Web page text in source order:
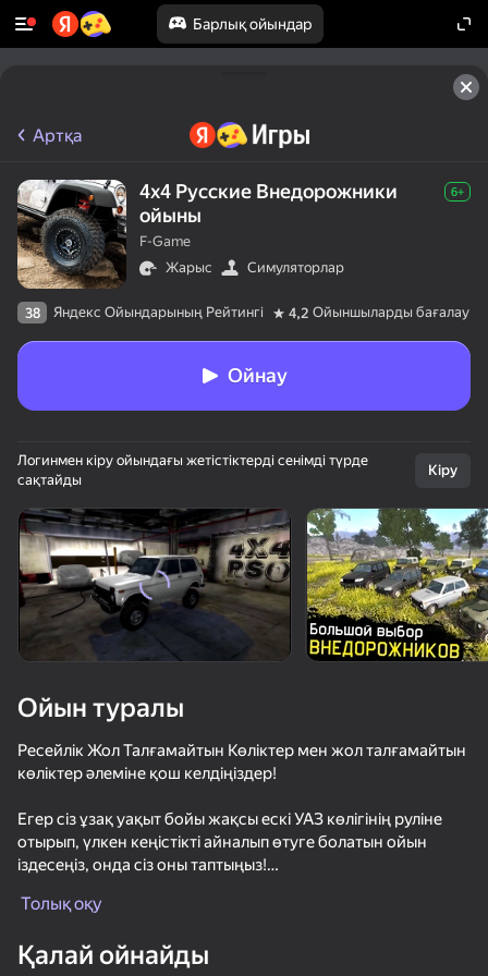
Барлық ойындар
Құрылғыны бұрыңыз
Ойын тек көлденең
бағдарда ғана істейді
Дрифт суета на ЗИЛЕ
Артқа
4х4 Русские Внедорожники
ойыны
6+
F-Game
Жарыс
Симуляторлар
38 Яндекс Ойындарының Рейтингі 4,2 Ойыншыларды бағалау
Ойнау
Логинмен кіру ойындағы жетістіктерді сенімді түрде
сақтайды
Кіру
Ойын туралы
Ресейлік Жол Талғамайтын Көліктер мен жол талғамайтын
көліктер әлеміне қош келдіңіздер!
Егер сіз ұзақ уақыт бойы жақсы ескі УАЗ көлігінің руліне
отырып, үлкен кеңістікті айналып өтуге болатын ойын
іздесеңіз, онда сіз оны таптыңыз!
Ойында 4х4 өлшемді көліктердің үлкен таңдауы бар,
ЖОЛБАРЫСТЫ таба аласыз! Автокөліктердің әрқайсысы
Толық оқу
Қалай ойнайды